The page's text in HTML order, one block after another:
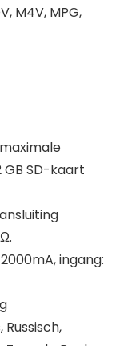
M4V, MPG,
SD-kaart
ingang:
Russisch,